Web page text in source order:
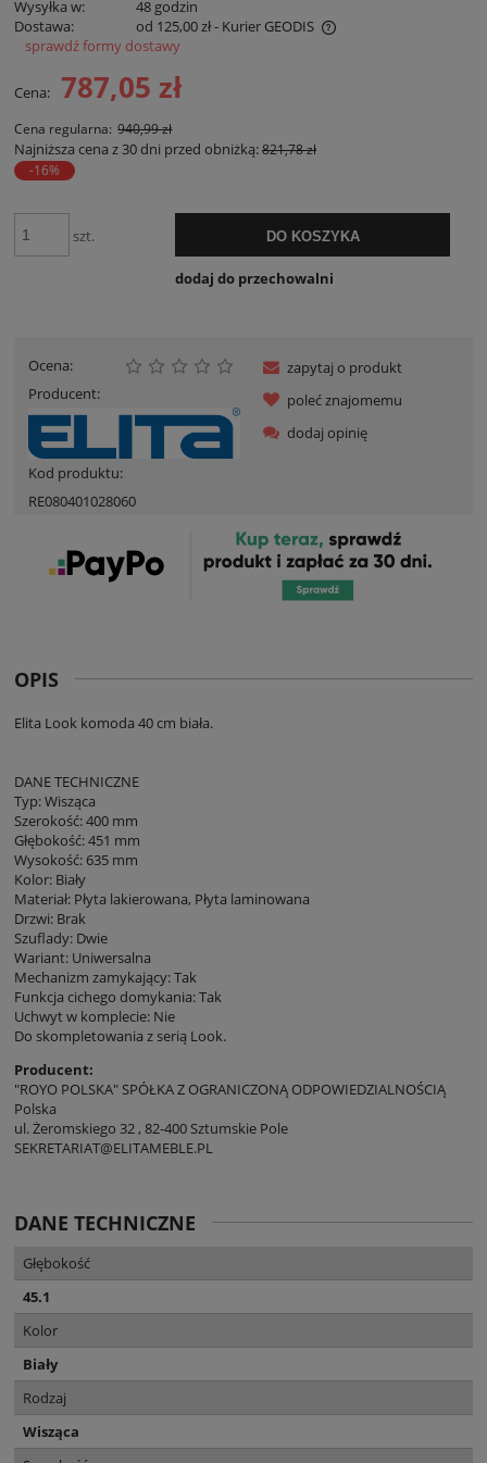
Wysyłka w:
48 godzin
Dostawa:
od 125,00 zł- Kurier GEODIS
Cena nie zawiera ewentualnych kosztów płatności
sprawdź formy dostawy
Cena: 787,05 zł
Cena regularna: 940,99 zł
Najniższa cena z 30 dni przed obniżką:821,78 zł
-16%
szt. DO KOSZYKA
dodaj do przechowalni
Ocena:
Producent:
Kod produktu:
RE080401028060
zapytaj o produkt
poleć znajomemu
dodaj opinię
OPIS
Elita Look komoda 40 cm biała.
DANE TECHNICZNE
Typ: Wisząca
Szerokość: 400 mm
Głębokość: 451 mm
Wysokość: 635 mm
Kolor: Biały
Materiał: Płyta lakierowana, Płyta laminowana
Drzwi: Brak
Szuflady: Dwie
Wariant: Uniwersalna
Mechanizm zamykający: Tak
Funkcja cichego domykania: Tak
Uchwyt w komplecie: Nie
Do skompletowania z serią Look.
Producent:
"ROYO POLSKA" SPÓŁKA Z OGRANICZONĄ ODPOWIEDZIALNOŚCIĄ
Polska
ul. Żeromskiego 32 , 82-400 Sztumskie Pole
SEKRETARIAT@ELITAMEBLE.PL
DANE TECHNICZNE
Głębokość
45.1
Kolor
Biały
Rodzaj
Wisząca